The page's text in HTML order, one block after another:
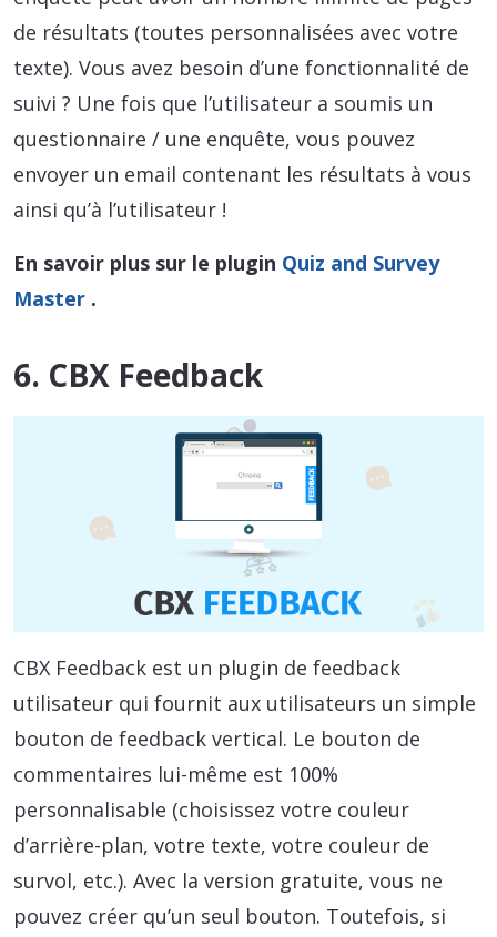
de résultats (toutes personnalisées avec votre
texte). Vous avez besoin d’une fonctionnalité de
suivi ? Une fois que l’utilisateur a soumis un
questionnaire / une enquête, vous pouvez
envoyer un email contenant les résultats à vous
ainsi qu’à l’utilisateur !
En savoir plus sur le plugin Quiz and Survey
Master .
6. CBX Feedback
CBX Feedback est un plugin de feedback
utilisateur qui fournit aux utilisateurs un simple
bouton de feedback vertical. Le bouton de
commentaires lui-même est 100%
personnalisable (choisissez votre couleur
d’arrière-plan, votre texte, votre couleur de
survol, etc.). Avec la version gratuite, vous ne
pouvez créer qu’un seul bouton. Toutefois, si